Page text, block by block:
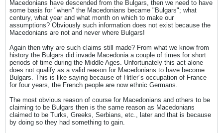
Macedonians have descended from the Bulgars, then we need to have
some basis for "when" the Macedonians became "Bulgars"; what
century, what year and what month on which to make our
assumptions? Obviously such information does not exist because the
Macedonians are not and never where Bulgars!
Again then why are such claims still made? From what we know from
history the Bulgars did invade Macedonia a couple of times for short
periods of time during the Middle Ages. Unfortunately this act alone
does not qualify as a valid reason for Macedonians to have become
Bulgars. This is like saying because of Hitler´s occupation of France
for four years, the French people are now ethnic Germans.
The most obvious reason of course for Macedonians and others to be
claiming to be Bulgars then is the same reason as Macedonians
claimed to be Turks, Greeks, Serbians, etc., later and that is because
by doing so they had something to gain.